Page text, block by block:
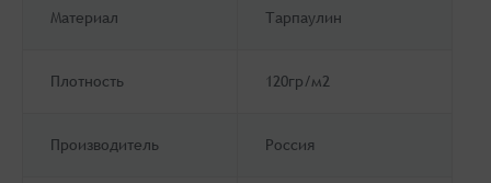
Материал Тарпаулин
Плотность 120гр/м2
Производитель Россия